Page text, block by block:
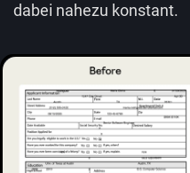
dabei nahezu konstant.